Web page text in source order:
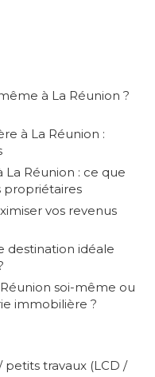
à La Réunion ?
à La Réunion :
Réunion : ce que
propriétaires
vos revenus
destination idéale
soi-même ou
immobilière ?
travaux (LCD /